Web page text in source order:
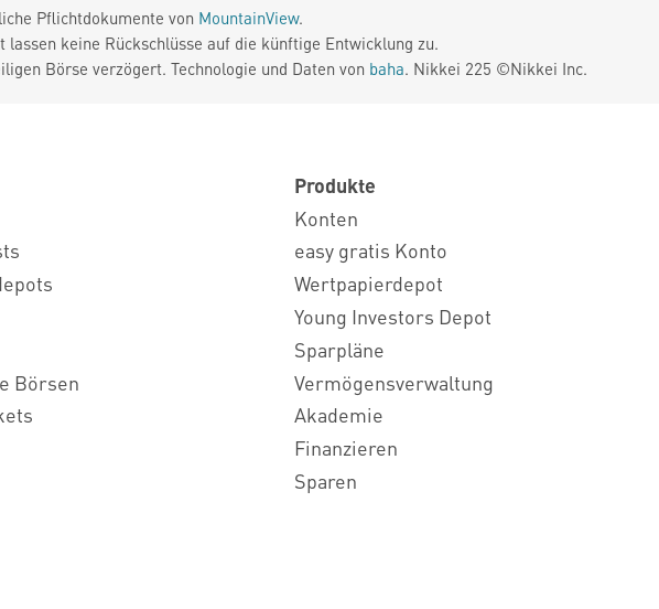
Pflichtdokumente von MountainView.
lassen keine Rückschlüsse auf die künftige Entwicklung zu.
Börse verzögert. Technologie und Daten von baha. Nikkei 225 ©Nikkei Inc.
Börsen
Produkte
Konten
easy gratis Konto
Wertpapierdepot
Young Investors Depot
Sparpläne
Vermögensverwaltung
Akademie
Finanzieren
Sparen